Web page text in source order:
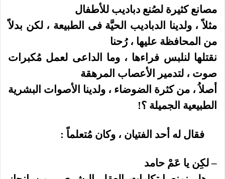
مصانع كثيرة لصُنع دباديب للأطفال
مثلاً ، ولدينا الدباديب الحيَّة فى الطبيعة ، لكن بدلاً
من المحافظة عليها ، رُحنا
نقتلها لنلبس فراءها ، وما الداعى لعمل مُكبرات
صوت ، لتدمير الأعصاب المرهقة
أصلاُ ، من كثرة الضوضاء ، ولدينا الأصوات البشرية
الطبيعية الجميلة ؟!
فقال له أحد الفتيان ، وكان مُتعلماً :
– لكِن يا عَمْ حامد